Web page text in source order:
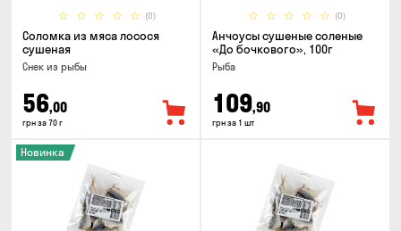
(0)
Соломка из мяса лосося
сушеная
Снек из рыбы
56,00
грн за 70 г
(0)
Анчоусы сушеные соленые
«До бочкового», 100г
Рыба
109,90
грн за 1 шт
Новинка